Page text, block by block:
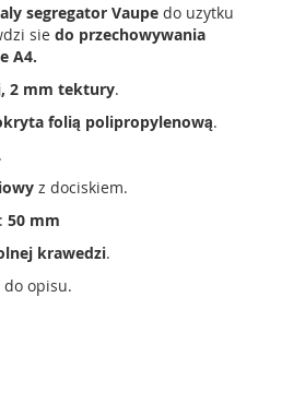
segregator Vaupe do uzytku
sie do przechowywania
A4.
2 mm tektury.
folią polipropylenową.
z dociskiem.
50 mm
krawedzi.
do opisu.